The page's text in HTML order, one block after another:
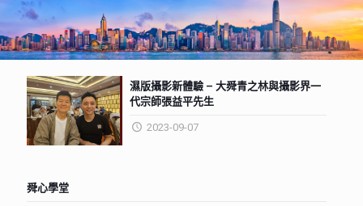
濕版攝影新體驗 – 大舜青之林與攝影界一
代宗師張益平先生
2023-09-07
舜心學堂